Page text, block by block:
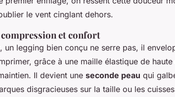
le vent cinglant dehors.
et confort
un legging bien conçu ne serre pas, il
grâce à une maille élastique de
Il devient une seconde peau qui
disgracieuses sur la taille ou les